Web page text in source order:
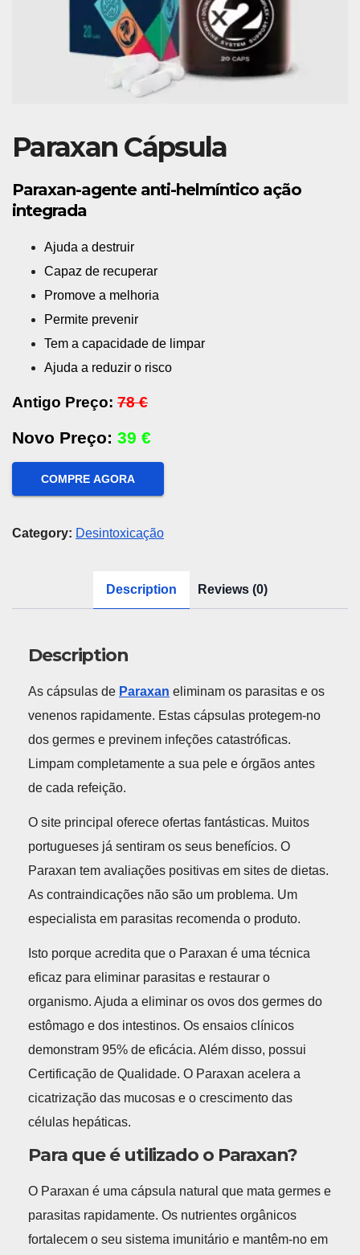
Paraxan Cápsula
Paraxan-agente anti-helmíntico ação
integrada
Ajuda a destruir
Capaz de recuperar
Promove a melhoria
Permite prevenir
Tem a capacidade de limpar
Ajuda a reduzir o risco
Antigo Preço: 78 €
Novo Preço: 39 €
COMPRE AGORA
Category: Desintoxicação
Description Reviews (0)
Description
As cápsulas de Paraxan eliminam os parasitas e os
venenos rapidamente. Estas cápsulas protegem-no
dos germes e previnem infeções catastróficas.
Limpam completamente a sua pele e órgãos antes
de cada refeição.
O site principal oferece ofertas fantásticas. Muitos
portugueses já sentiram os seus benefícios. O
Paraxan tem avaliações positivas em sites de dietas.
As contraindicações não são um problema. Um
especialista em parasitas recomenda o produto.
Isto porque acredita que o Paraxan é uma técnica
eficaz para eliminar parasitas e restaurar o
organismo. Ajuda a eliminar os ovos dos germes do
estômago e dos intestinos. Os ensaios clínicos
demonstram 95% de eficácia. Além disso, possui
Certificação de Qualidade. O Paraxan acelera a
cicatrização das mucosas e o crescimento das
células hepáticas.
Para que é utilizado o Paraxan?
O Paraxan é uma cápsula natural que mata germes e
parasitas rapidamente. Os nutrientes orgânicos
fortalecem o seu sistema imunitário e mantêm-no em